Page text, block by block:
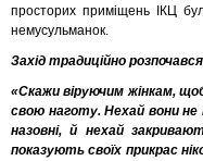
просторих приміщень ІКЦ
немусульманок.
Захід традиційно
«Скажи віруючим жінкам,
свою наготу. Нехай вони не
назовні, й нехай
показують своїх прикрас